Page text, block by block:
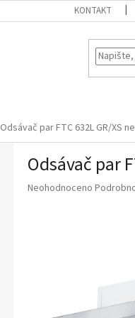
KONTAKT
Odsávač par FTC 632L GR/XS
Odsávač par
Průměrné
Neohodnoceno